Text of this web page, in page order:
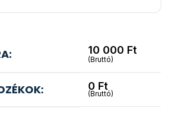
10 000 Ft
(Bruttó)
0 Ft
(Bruttó)